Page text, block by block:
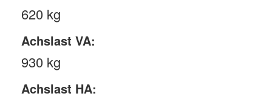
620 kg
Achslast VA:
930 kg
Achslast HA: